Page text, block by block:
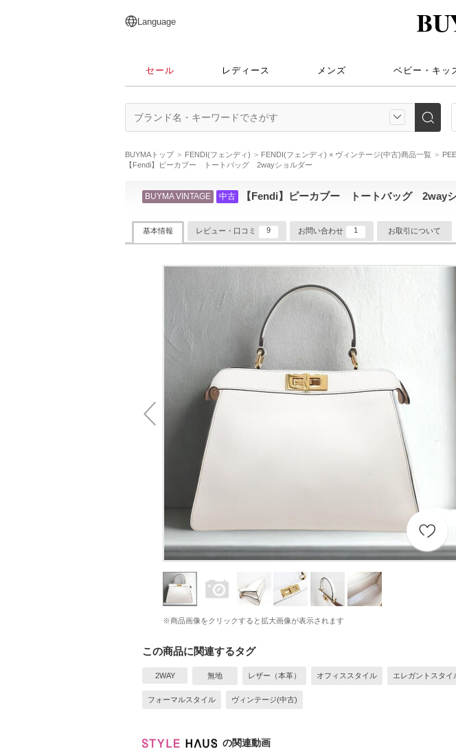
日本語
English
简体中文
繁體中文
Language
セール レディース メンズ ベビー・キッ
BUYMAトップ FENDI(フェンディ) FENDI(フェンディ) × ヴィンテージ(中古)商品一覧
【Fendi】ピーカブー トートバッグ 2wayショルダー
BUYMA VINTAGE 中古 【Fendi】ピーカブー トートバッグ 2way
基本情報 レビュー・口コミ 9 お問い合わせ 1 お取引について
※商品画像をクリックすると拡大画像が表示されます
この商品に関連するタグ
2WAY 無地 レザー（本革） オフィススタイル エレガントスタイ
フォーマルスタイル ヴィンテージ(中古)
の関連動画